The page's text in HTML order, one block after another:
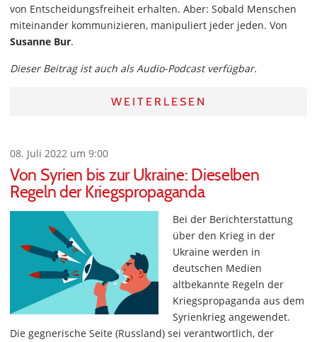
von Entscheidungsfreiheit erhalten. Aber: Sobald Menschen
miteinander kommunizieren, manipuliert jeder jeden. Von
Susanne Bur.
Dieser Beitrag ist auch als Audio-Podcast verfügbar.
WEITERLESEN
08. Juli 2022 um 9:00
Von Syrien bis zur Ukraine: Dieselben
Regeln der Kriegspropaganda
Bei der Berichterstattung
über den Krieg in der
Ukraine werden in
deutschen Medien
altbekannte Regeln der
Kriegspropaganda aus dem
Syrienkrieg angewendet.
Die gegnerische Seite (Russland) sei verantwortlich, der